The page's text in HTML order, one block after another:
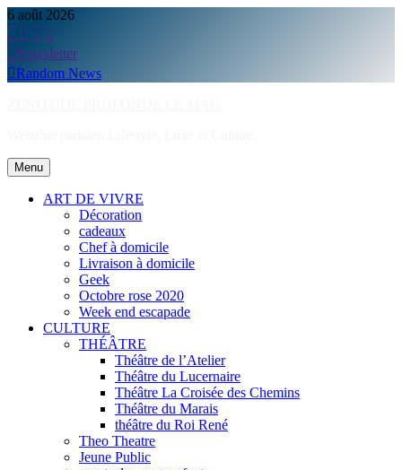
Skip
to
content
6 août 2026
Newsletter
Random News
Menu
ART DE VIVRE
Décoration
cadeaux
Chef à domicile
Livraison à domicile
Geek
Octobre rose 2020
Week end escapade
CULTURE
THÉÂTRE
Théâtre de l’Atelier
Théâtre du Lucernaire
Théâtre La Croisée des Chemins
Théâtre du Marais
théâtre du Roi René
Theo Theatre
Jeune Public